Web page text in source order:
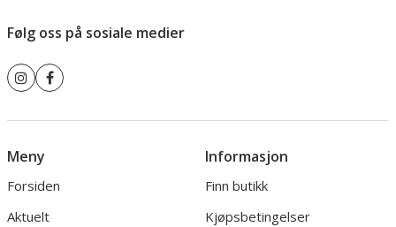
Følg oss på sosiale medier
Meny
Forsiden
Aktuelt
Informasjon
Finn butikk
Kjøpsbetingelser